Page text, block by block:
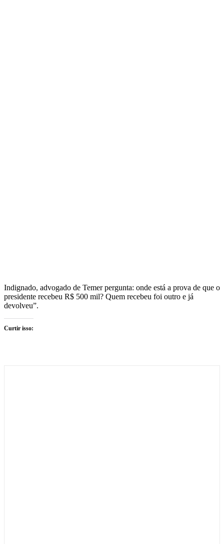
Indignado, advogado de Temer pergunta: onde está a prova de que o
presidente recebeu R$ 500 mil? Quem recebeu foi outro e já
devolveu”.
Curtir isso: